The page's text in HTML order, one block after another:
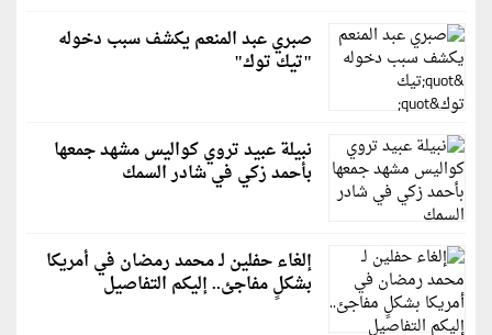
صبري عبد المنعم يكشف سبب دخوله
"تيك توك"
نبيلة عبيد تروي كواليس مشهد جمعها
بأحمد زكي في شادر السمك
إلغاء حفلين لـ محمد رمضان في أمريكا
بشكلٍ مفاجئ.. إليكم التفاصيل